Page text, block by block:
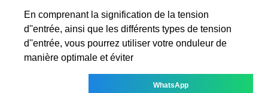
En comprenant la signification de la tension
d''entrée, ainsi que les différents types de tension
d''entrée, vous pourrez utiliser votre onduleur de
manière optimale et éviter
WhatsApp